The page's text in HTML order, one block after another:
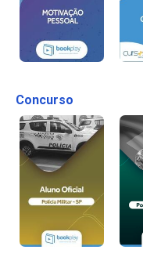
Concurso